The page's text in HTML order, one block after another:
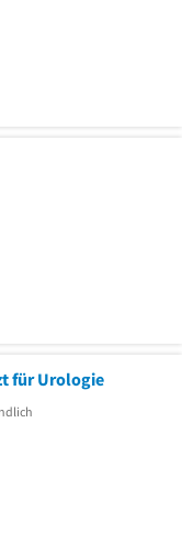
für Urologie